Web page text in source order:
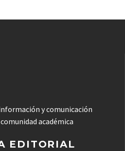
y comunicación
académica
EDITORIAL